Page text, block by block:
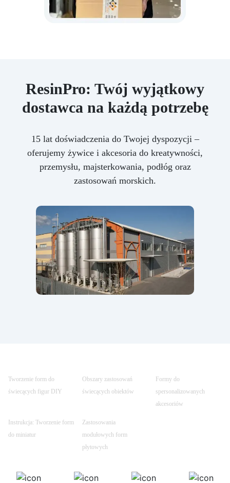
ResinPro: Twój wyjątkowy
dostawca na każdą potrzebę
15 lat doświadczenia do Twojej dyspozycji –
oferujemy żywice i akcesoria do kreatywności,
przemysłu, majsterkowania, podłóg oraz
zastosowań morskich.
Tworzenie form do
świecących figur DIY
Obszary zastosowań
świecących obiektów
Formy do
spersonalizowanych
akcesoriów
Instrukcja: Tworzenie form
do miniatur
Zastosowania
modułowych form
płytowych